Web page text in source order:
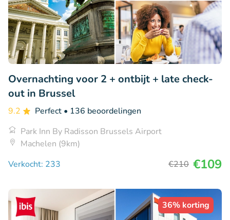
Overnachting voor 2 + ontbijt + late check-
out in Brussel
9.2 Perfect • 136 beoordelingen
Park Inn By Radisson Brussels Airport
Machelen (9km)
Verkocht: 233
€210 €109
36% korting